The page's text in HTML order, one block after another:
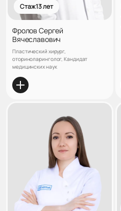
Стаж 13 лет
Фролов Сергей
Вячеславович
Пластический хирург,
оториноларинголог, Кандидат
медицинских наук